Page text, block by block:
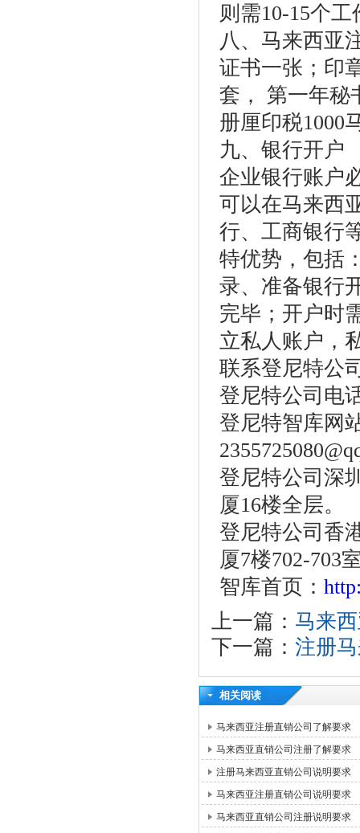
则需10-15个工
八、马来西亚
证书一张；印
套， 第一年秘
册厘印税1000
九、银行开户
企业银行账户
可以在马来西
行、工商银行
特优势，包括
录、准备银行
完毕；开户时
立私人账户，
联系登尼特公
登尼特公司电
登尼特智库网
登尼特公司深
厦16楼全层。
登尼特公司香
厦7楼702-703
智库首页：
上一篇： 马来
下一篇： 注册
相关阅读
马来西亚注册直销公司了解要求
马来西亚直销公司注册了解要求
注册马来西亚直销公司说明要求
马来西亚注册直销公司说明要求
马来西亚直销公司注册说明要求